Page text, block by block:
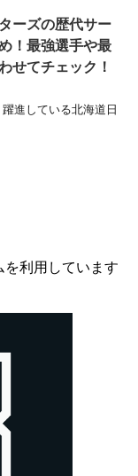
ーズの歴代サー
！最強選手や最
せてチェック！
進している北海道日
を利用しています